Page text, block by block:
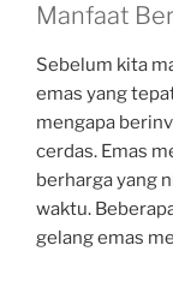
Manfaat
Sebelum kita
emas yang
mengapa
cerdas. Emas
berharga yang
waktu.
gelang emas